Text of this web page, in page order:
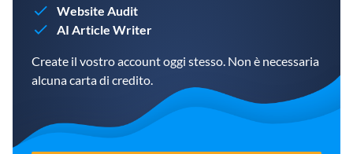
Website Audit
AI Article Writer
Create il vostro account oggi stesso. Non è necessaria
alcuna carta di credito.